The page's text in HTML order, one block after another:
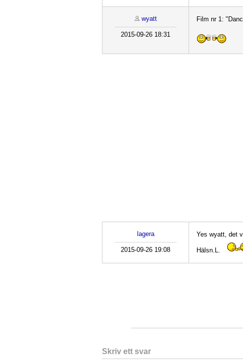
wyatt
2015-09-26 18:31
Film nr 1:
lagera
2015-09-26 19:08
Yes wyatt, det
Hälsn.L.
Skriv ett svar